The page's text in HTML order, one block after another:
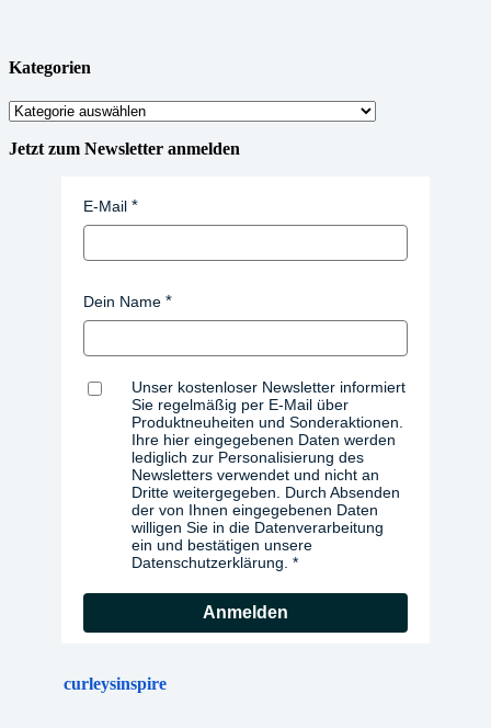
Kategorien
Kategorien
Jetzt zum Newsletter anmelden
E-Mail
Dein Name
Unser kostenloser Newsletter informiert
Sie regelmäßig per E-Mail über
Produktneuheiten und Sonderaktionen.
Ihre hier eingegebenen Daten werden
lediglich zur Personalisierung des
Newsletters verwendet und nicht an
Dritte weitergegeben. Durch Absenden
der von Ihnen eingegebenen Daten
willigen Sie in die Datenverarbeitung
ein und bestätigen unsere
Datenschutzerklärung.
Anmelden
curleysinspire